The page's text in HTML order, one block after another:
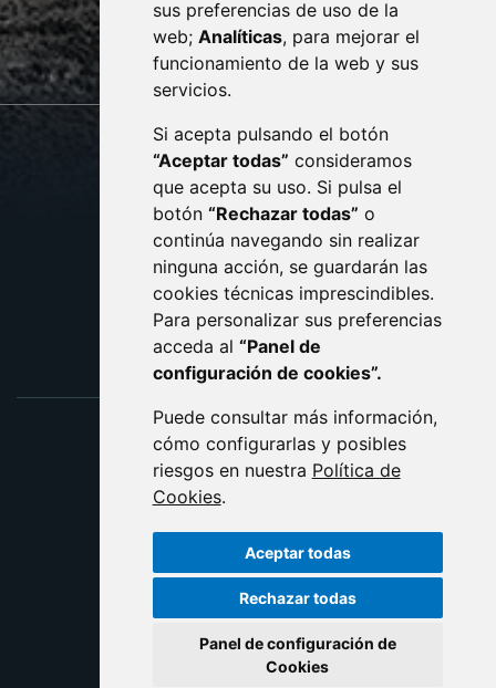
sus preferencias de uso de la
web; Analíticas, para mejorar el
funcionamiento de la web y sus
servicios.
Si acepta pulsando el botón
“Aceptar todas” consideramos
que acepta su uso. Si pulsa el
botón “Rechazar todas” o
continúa navegando sin realizar
ninguna acción, se guardarán las
cookies técnicas imprescindibles.
Para personalizar sus preferencias
acceda al “Panel de
configuración de cookies”.
Puede consultar más información,
cómo configurarlas y posibles
riesgos en nuestra Política de
Cookies.
Aceptar todas
Rechazar todas
Panel de configuración de
Cookies
sac@monzon.es
monzon.es
CONTACTO
AVISO LEGAL
PROTECCIÓN DE DATOS
POLÍTICA DE COOKIES
ACCESIBILIDAD
ENLACE EXTERNO AL